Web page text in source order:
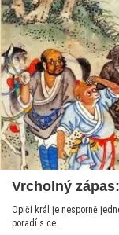
Vrcholný
Opičí král je nesporně
poradí s ce...